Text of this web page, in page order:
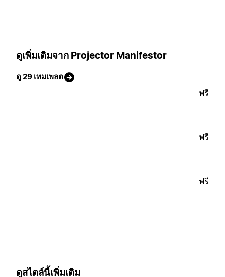
ดูเพิ่มเติมจาก Projector Manifestor
ดู 29 เทมเพลต
ฟรี
ฟรี
ฟรี
ดูสไตล์นี้เพิ่มเติม